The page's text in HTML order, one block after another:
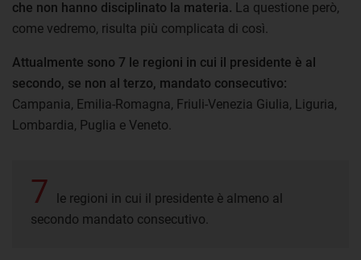
che non hanno disciplinato la materia. La questione però,
come vedremo, risulta più complicata di così.
Attualmente sono 7 le regioni in cui il presidente è al
secondo, se non al terzo, mandato consecutivo:
Campania, Emilia-Romagna, Friuli-Venezia Giulia, Liguria,
Lombardia, Puglia e Veneto.
7
le regioni in cui il presidente è almeno al
secondo mandato consecutivo.